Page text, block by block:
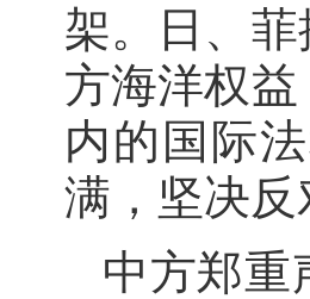
架。日、
方海洋权
内的国际
满，坚决
中方郑重